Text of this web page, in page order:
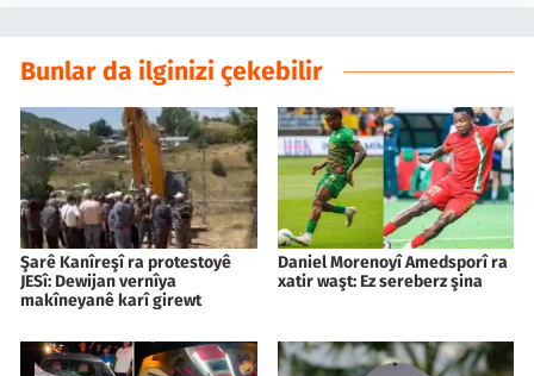
Bunlar da ilginizi çekebilir
Şarê Kanîreşî ra protestoyê
JESî: Dewijan vernîya
makîneyanê karî girewt
Daniel Morenoyî Amedsporî ra
xatir waşt: Ez sereberz şina